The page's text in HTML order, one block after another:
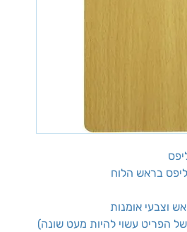
(בשל אור ומסך הגדרת הבדל, הצבע של הפריט עשוי להיות מעט שונה